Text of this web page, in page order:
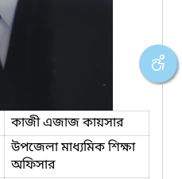
কাজী এজাজ কায়সার
উপজেলা মাধ্যমিক শিক্ষা
অফিসার